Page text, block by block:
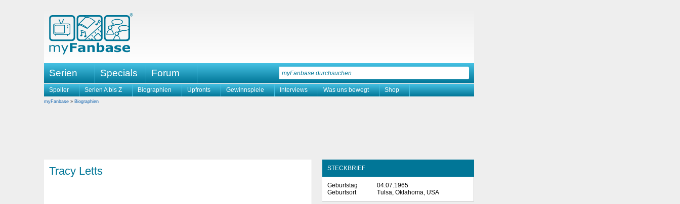
Serien Specials Forum
Spoiler Serien A bis Z Biographien Upfronts Gewinnspiele Interviews Was uns bewegt Shop
myFanbase » Biographien
Tracy Letts STECKBRIEF
Geburtstag
04.07.1965
Geburtsort
Tulsa, Oklahoma, USA